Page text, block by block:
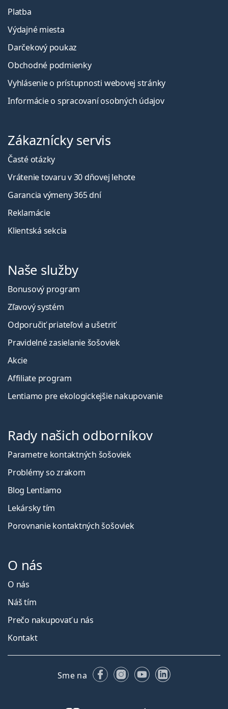
Platba
Výdajné miesta
Darčekový poukaz
Obchodné podmienky
Vyhlásenie o prístupnosti webovej stránky
Informácie o spracovaní osobných údajov
Zákaznícky servis
Časté otázky
Vrátenie tovaru v 30 dňovej lehote
Garancia výmeny 365 dní
Reklamácie
Klientská sekcia
Naše služby
Bonusový program
Zľavový systém
Odporučiť priateľovi a ušetriť
Pravidelné zasielanie šošoviek
Akcie
Affiliate program
Lentiamo pre ekologickejšie nakupovanie
Rady našich odborníkov
Parametre kontaktných šošoviek
Problémy so zrakom
Blog Lentiamo
Lekársky tím
Porovnanie kontaktných šošoviek
O nás
O nás
Náš tím
Prečo nakupovať u nás
Kontakt
Sme na FacebookuInstagrame
YouTubeLinkedIn